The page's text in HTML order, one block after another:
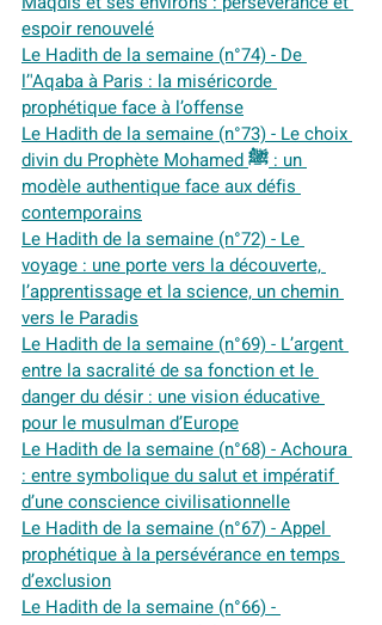
espoir renouvelé
Le Hadith de la semaine (n°74) - De
l’'Aqaba à Paris : la miséricorde
prophétique face à l’offense
Le Hadith de la semaine (n°73) - Le choix
divin du Prophète Mohamed ﷺ : un
modèle authentique face aux défis
contemporains
Le Hadith de la semaine (n°72) - Le
voyage : une porte vers la découverte,
l’apprentissage et la science, un chemin
vers le Paradis
Le Hadith de la semaine (n°69) - L’argent
entre la sacralité de sa fonction et le
danger du désir : une vision éducative
pour le musulman d’Europe
Le Hadith de la semaine (n°68) - Achoura
: entre symbolique du salut et impératif
d’une conscience civilisationnelle
Le Hadith de la semaine (n°67) - Appel
prophétique à la persévérance en temps
d’exclusion
Le Hadith de la semaine (n°66) -